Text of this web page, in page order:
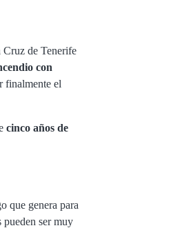
Cruz de Tenerife
con
finalmente el
cinco años de
que genera para
pueden ser muy